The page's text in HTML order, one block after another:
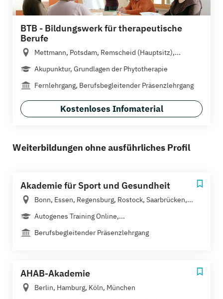
BTB - Bildungswerk für therapeutische
Berufe
Mettmann, Potsdam, Remscheid (Hauptsitz),...
Akupunktur, Grundlagen der Phytotherapie
Fernlehrgang, Berufsbegleitender Präsenzlehrgang
Kostenloses Infomaterial
Weiterbildungen ohne ausführliches Profil
Akademie für Sport und Gesundheit
Bonn, Essen, Regensburg, Rostock, Saarbrücken,...
Autogenes Training Online,...
Berufsbegleitender Präsenzlehrgang
AHAB-Akademie
Berlin, Hamburg, Köln, München